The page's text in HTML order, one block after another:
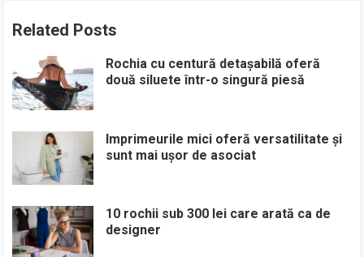
Related Posts
Rochia cu centură detașabilă oferă
două siluete într-o singură piesă
Imprimeurile mici oferă versatilitate și
sunt mai ușor de asociat
10 rochii sub 300 lei care arată ca de
designer